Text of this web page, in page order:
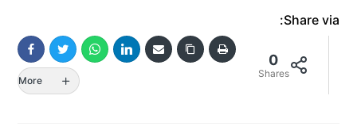
Share via:
0
Shares
More